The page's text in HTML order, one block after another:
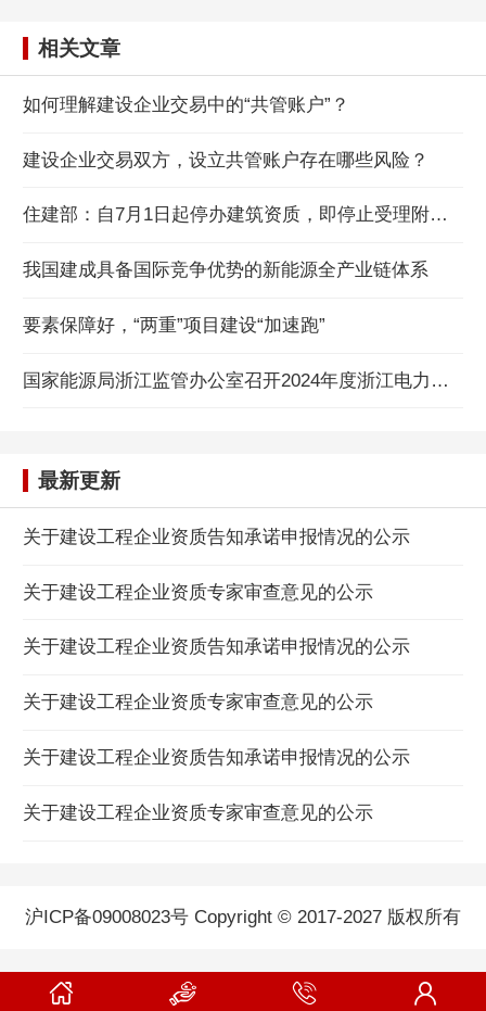
相关文章
如何理解建设企业交易中的“共管账户”？
建设企业交易双方，设立共管账户存在哪些风险？
住建部：自7月1日起停办建筑资质，即停止受理附件所列建设工程企业资质申请
我国建成具备国际竞争优势的新能源全产业链体系
要素保障好，“两重”项目建设“加速跑”
国家能源局浙江监管办公室召开2024年度浙江电力调度交易与市场秩序厂网联席会议
最新更新
关于建设工程企业资质告知承诺申报情况的公示
关于建设工程企业资质专家审查意见的公示
关于建设工程企业资质告知承诺申报情况的公示
关于建设工程企业资质专家审查意见的公示
关于建设工程企业资质告知承诺申报情况的公示
关于建设工程企业资质专家审查意见的公示
沪ICP备09008023号 Copyright © 2017-2027 版权所有